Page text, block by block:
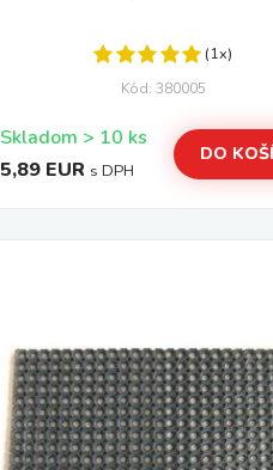
(1x)
Kód: 380005
Skladom > 10 ks
5,89 EUR s DPH
DO